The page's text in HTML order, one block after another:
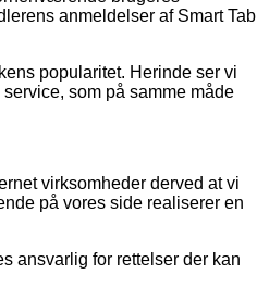
anmeldelser af Smart Tab
popularitet. Herinde ser vi
som på samme måde
virksomheder derved at vi
på vores side realiserer en
ansvarlig for rettelser der kan